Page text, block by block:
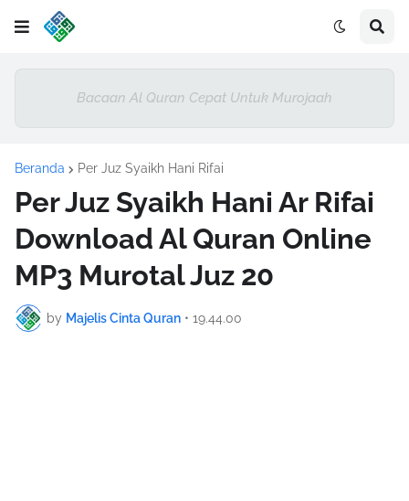
Bacaan Al Quran Cepat Untuk Murojaah
Beranda Per Juz Syaikh Hani Rifai
Per Juz Syaikh Hani Ar Rifai
Download Al Quran Online
MP3 Murotal Juz 20
by Majelis Cinta Quran • 19.44.00